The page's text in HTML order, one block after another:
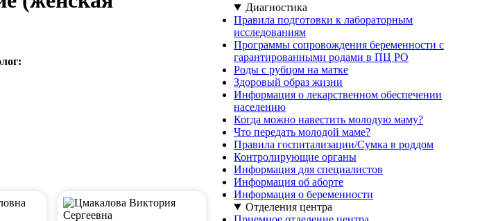
Диагностика
Правила подготовки к лабораторным
исследованиям
Программы сопровождения беременности с
гарантированными родами в ПЦ РО
Роды с рубцом на матке
Здоровый образ жизни
Информация о лекарственном обеспечении
населению
Когда можно навестить молодую маму?
Что передать молодой маме?
Правила госпитализации/Сумка в роддом
Контролирующие органы
Информация для специалистов
Информация об аборте
Информация о беременности
Отделения центра